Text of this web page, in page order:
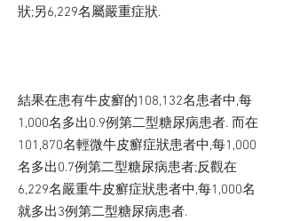
狀;另6,229名屬嚴重症狀.
結果在患有牛皮癬的108,132名患者中,每
1,000名多出0.9例第二型糖尿病患者. 而在
101,870名輕微牛皮癬症狀患者中,每1,000
名多出0.7例第二型糖尿病患者;反觀在
6,229名嚴重牛皮癬症狀患者中,每1,000名
就多出3例第二型糖尿病患者.